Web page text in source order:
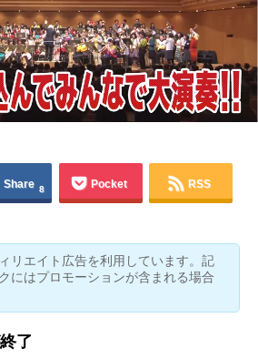
Share 8 Pocket RSS
リエイト広告を利用しています。記
にはプロモーションが含まれる場合
了